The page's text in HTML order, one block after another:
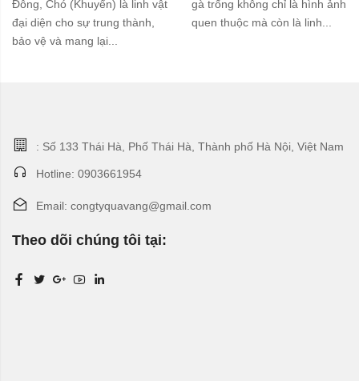
Đông, Chó (Khuyển) là linh vật
đại diện cho sự trung thành,
bảo vệ và mang lại...
gà trống không chỉ là hình ảnh
quen thuộc mà còn là linh...
: Số 133 Thái Hà, Phố Thái Hà, Thành phố Hà Nội, Việt Nam
Hotline: 0903661954
Email: congtyquavang@gmail.com
Theo dõi chúng tôi tại: